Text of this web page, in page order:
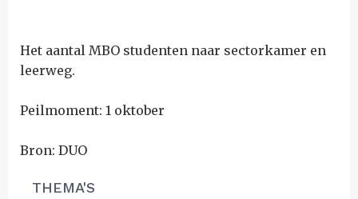
Het aantal MBO studenten naar sectorkamer en
leerweg.
Peilmoment: 1 oktober
Bron: DUO
THEMA'S